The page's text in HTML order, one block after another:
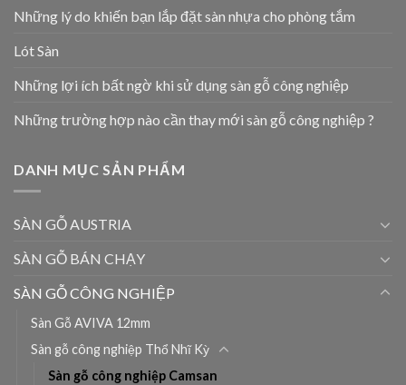
Những lý do khiến bạn lắp đặt sàn nhựa cho phòng tắm
Lót Sàn
Những lợi ích bất ngờ khi sử dụng sàn gỗ công nghiệp
Những trường hợp nào cần thay mới sàn gỗ công nghiệp ?
DANH MỤC SẢN PHẨM
SÀN GỖ AUSTRIA
SÀN GỖ BÁN CHẠY
SÀN GỖ CÔNG NGHIỆP
Sàn Gỗ AVIVA 12mm
Sàn gỗ công nghiệp Thổ Nhĩ Kỳ
Sàn gỗ công nghiệp Camsan